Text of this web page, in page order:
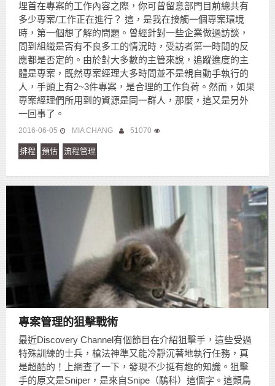
埋首在專案的工作內容之際，你可曾留意部門目前總共有
多少專案/工作正在進行？ 這，是我在接觸一個專案環境
時，第一個想了解的問題。曾經針對一些企業做過訪談，
問到組織是否有不良多工的情況時，受訪者第一時間的反
應都是否定的。由於對大多數的主管來說，追蹤進度的主
體是專案，既然專案經理大多時間並不是親自動手執行的
人，手頭上有2~3件專案，是合理的工作負荷。然而，如果
專案經理們所用到的資源是同一群人，那麼，這又是另外
一回事了。
2016-06-05 MIA CHANG 51070
排程 預估 流程管理
專案管理的狙擊戰術
最近Discovery Channel有個節目在介紹狙擊手，這些受過
特殊訓練的士兵，槍法神準又能冷靜沉著地執行任務，真
是超酷的！上網查了一下，發現不少挺有趣的知識。狙擊
手的原文是Sniper，是來自Snipe（鷸科）這個字。這類鳥